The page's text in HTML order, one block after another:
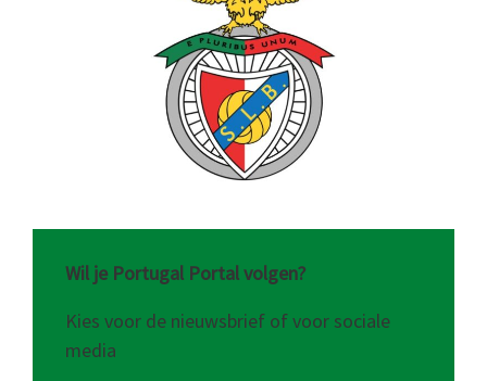
Wil je Portugal Portal volgen?
Kies voor de nieuwsbrief of voor sociale
media